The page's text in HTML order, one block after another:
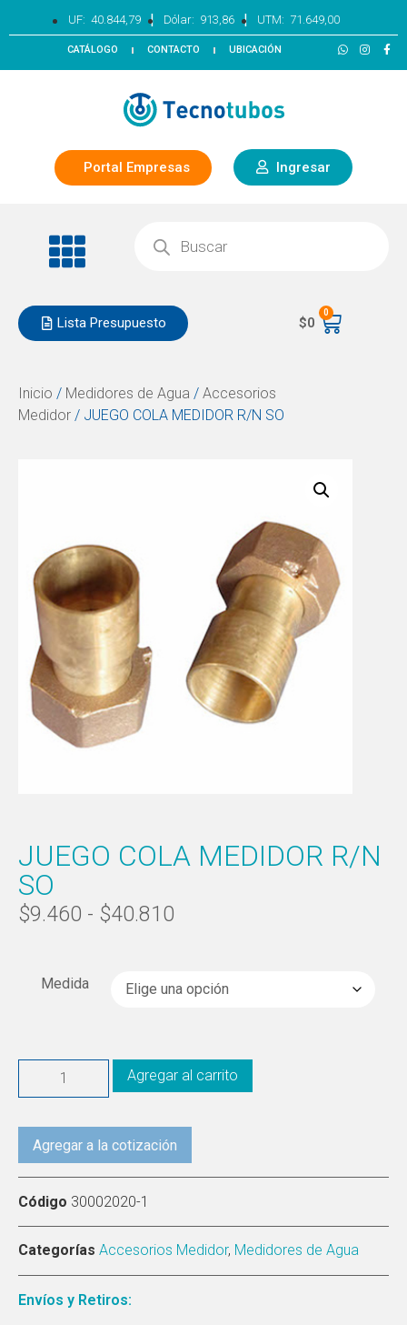
UF: 40.844,79 | Dólar: 913,86 | UTM: 71.649,00
CATÁLOGO CONTACTO UBICACIÓN
Portal Empresas Ingresar
Lista Presupuesto $0
0
Inicio / Medidores de Agua / Accesorios
Medidor / JUEGO COLA MEDIDOR R/N SO
JUEGO COLA MEDIDOR R/N
SO
$9.460 - $40.810
Medida
Agregar al carrito
Agregar a la cotización
Código 30002020-1
Categorías Accesorios Medidor, Medidores de Agua
Envíos y Retiros: